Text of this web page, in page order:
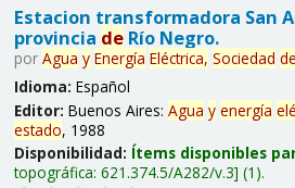
Estacion transformadora San
provincia deRío Negro.
por Agua y Energía Eléctrica, Sociedad de
Idioma: Español
Editor: Buenos Aires: Agua y energía
estado, 1988
Disponibilidad: Ítems disponibles
topográfica: 621.374.5/A282/v.3 (1).